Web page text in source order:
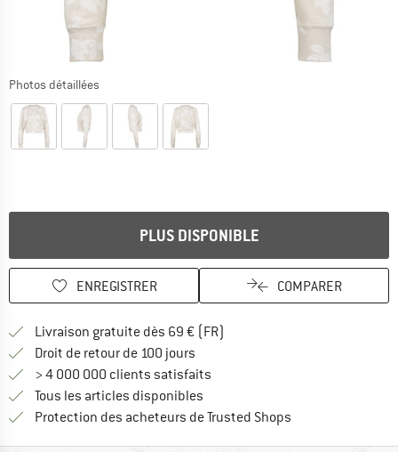
Photos détaillées
PLUS DISPONIBLE
ENREGISTRER COMPARER
Livraison gratuite dès 69 € (FR)
Droit de retour de 100 jours
> 4 000 000 clients satisfaits
Tous les articles disponibles
Protection des acheteurs de Trusted Shops